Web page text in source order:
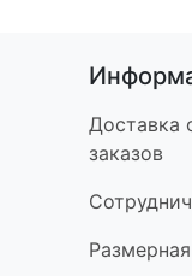
Доставка
заказов